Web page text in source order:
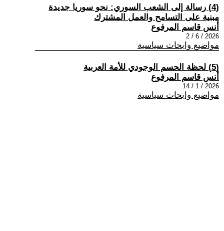
(4) رسالة إلى الشعب السوري: نحو سوريا جديدة
مبنية على التسامح والعمل المشترك
أنس قاسم المرفوع
2026 / 6 / 2
مواضيع وابحاث سياسية
(5) لحظة الحسم الوجودي للأمة العربية
أنس قاسم المرفوع
2026 / 1 / 14
مواضيع وابحاث سياسية